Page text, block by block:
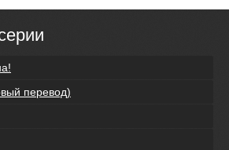
перевод)